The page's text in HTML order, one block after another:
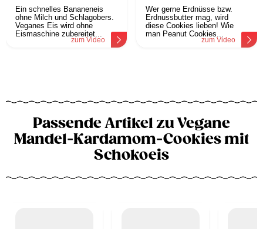
Ein schnelles Bananeneis
ohne Milch und Schlagobers.
Veganes Eis wird ohne
Eismaschine zubereitet...
zum Video
Wer gerne Erdnüsse bzw.
Erdnussbutter mag, wird
diese Cookies lieben! Wie
man Peanut Cookies...
zum Video
Passende Artikel zu Vegane
Mandel-Kardamom-Cookies mit
Schokoeis